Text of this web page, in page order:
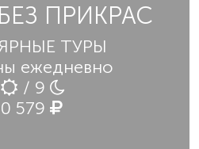
ПРИКРАС
ТУРЫ
ежедневно
/ 9
579